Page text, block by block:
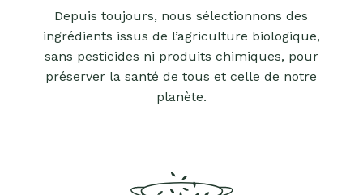
Depuis toujours, nous sélectionnons des
ingrédients issus de l’agriculture biologique,
sans pesticides ni produits chimiques, pour
préserver la santé de tous et celle de notre
planète.